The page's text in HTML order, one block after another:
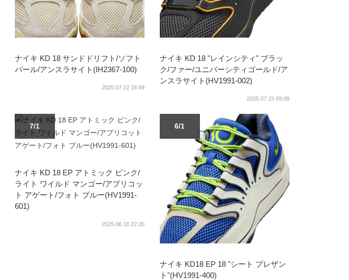
ナイキ KD 18 サンドドリフト/ソフト
パール/アンスラサイト(IH2367-100)
2025.07.22 18:49
ナイキ KD 18 "レインシティ" ブラッ
ク/ファー/ユニバーシティゴールド/ア
ンスラサイト(HV1991-002)
2025.07.15 09:08
7/1
ナイキ KD 18 EP アトミック ピンク/
ライト ワイルド マンゴー/アプリコッ
ト アゲート/フォト ブルー(HV1991-
601)
2025.06.18 22:20
6/1
ナイキ KD18 EP 18 "シート プレザン
ト"(HV1991-400)